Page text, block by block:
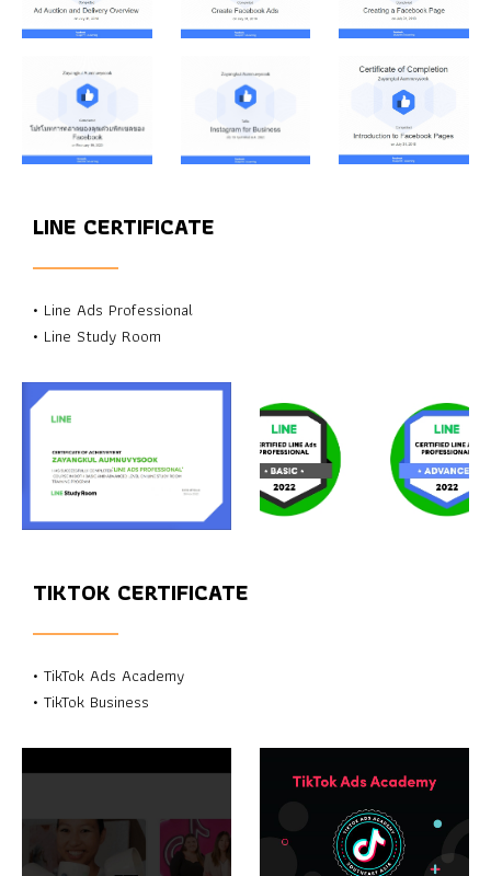
LINE CERTIFICATE
• Line Ads Professional
• Line Study Room
TIKTOK CERTIFICATE
• TikTok Ads Academy
• TikTok Business